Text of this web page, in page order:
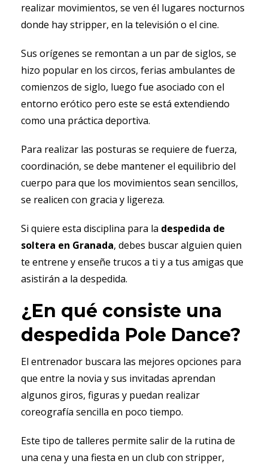
realizar movimientos, se ven él lugares nocturnos
donde hay stripper, en la televisión o el cine.
Sus orígenes se remontan a un par de siglos, se
hizo popular en los circos, ferias ambulantes de
comienzos de siglo, luego fue asociado con el
entorno erótico pero este se está extendiendo
como una práctica deportiva.
Para realizar las posturas se requiere de fuerza,
coordinación, se debe mantener el equilibrio del
cuerpo para que los movimientos sean sencillos,
se realicen con gracia y ligereza.
Si quiere esta disciplina para la despedida de
soltera en Granada, debes buscar alguien quien
te entrene y enseñe trucos a ti y a tus amigas que
asistirán a la despedida.
¿En qué consiste una
despedida Pole Dance?
El entrenador buscara las mejores opciones para
que entre la novia y sus invitadas aprendan
algunos giros, figuras y puedan realizar
coreografía sencilla en poco tiempo.
Este tipo de talleres permite salir de la rutina de
una cena y una fiesta en un club con stripper,